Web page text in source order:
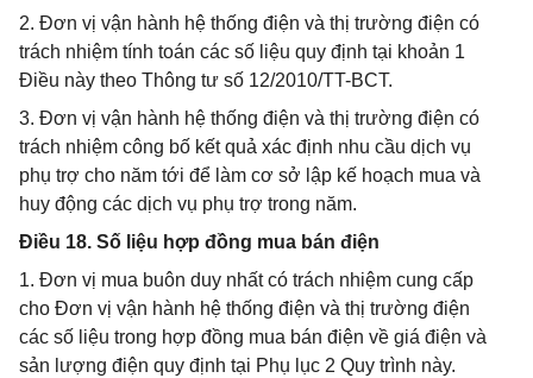
2. Đơn vị vận hành hệ thống điện và thị trường điện có
trách nhiệm tính toán các số liệu quy định tại khoản 1
Điều này theo Thông tư số 12/2010/TT-BCT.
3. Đơn vị vận hành hệ thống điện và thị trường điện có
trách nhiệm công bố kết quả xác định nhu cầu dịch vụ
phụ trợ cho năm tới để làm cơ sở lập kế hoạch mua và
huy động các dịch vụ phụ trợ trong năm.
Điều 18. Số liệu hợp đồng mua bán điện
1. Đơn vị mua buôn duy nhất có trách nhiệm cung cấp
cho Đơn vị vận hành hệ thống điện và thị trường điện
các số liệu trong hợp đồng mua bán điện về giá điện và
sản lượng điện quy định tại Phụ lục 2 Quy trình này.